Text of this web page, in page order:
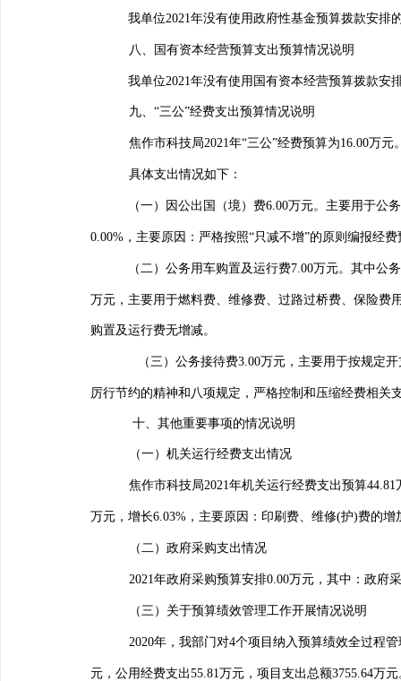
我单位2021年没有使用政府性基金预算拨款安排
八、 国有资本经营预算支出预算情况说明
我单位2021年没有使用国有资本经营预算拨款安
九、“三公”经费支出预算情况说明
焦作市科技局2021 年“三公”经费预算为16.00万元
具体支出情况如下：
（一） 因公出国（境）费6.00万元。主要用于公
0.00% ，主要原因： 严格按照“只减不增”的原则编报经费
（二）公务用车购置及运行费7.00万元。其中公
万元 ，主要用于燃料费、维修费、过路过桥费、保险费
购置及运行费无增减。
（三） 公务接待费3.00万元，主要用于按规定
厉行节约的精神和八项规定，严格控制和压缩经费相关
十、其他重要事项的情况说明
（一）机关运行经费支出情况
焦作市科技局2021 年机关运行经费支出预算44.81
万元， 增长6.03% ，主要原因：印刷费、维修(护)费的增
（二）政府采购支出情况
2021 年政府采购预算安排0.00万元，其中： 政府
（三）关于预算绩效管理工作开展情况说明
2020年，我部门对4个项目纳入预算绩效全过程
元，公用经费支出55.81 万元，项目支出总额3755.64万元